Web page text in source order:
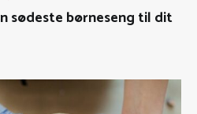
sødeste børneseng til dit